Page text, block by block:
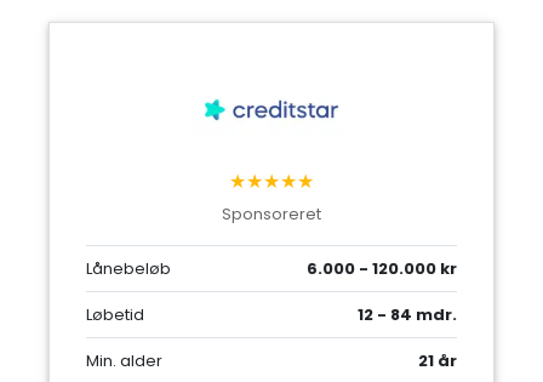
★★★★★
Sponsoreret
Lånebeløb
6.000 - 120.000 kr
Løbetid
12 - 84 mdr.
Min. alder
21 år